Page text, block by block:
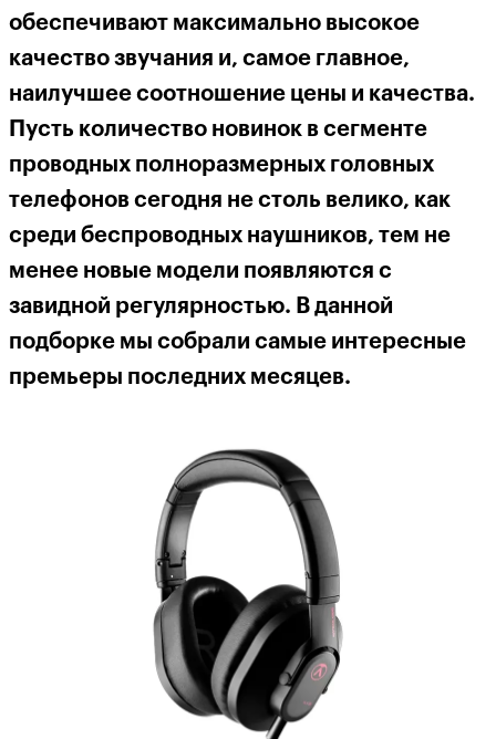
обеспечивают максимально высокое
качество звучания и, самое главное,
наилучшее соотношение цены и качества.
Пусть количество новинок в сегменте
проводных полноразмерных головных
телефонов сегодня не столь велико, как
среди беспроводных наушников, тем не
менее новые модели появляются с
завидной регулярностью. В данной
подборке мы собрали самые интересные
премьеры последних месяцев.